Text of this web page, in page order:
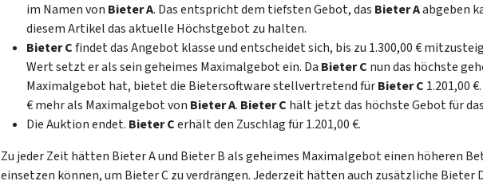
im Namen von Bieter A. Das entspricht dem tiefsten Gebot, das Bieter Aabgeben
diesem Artikel das aktuelle Höchstgebot zu halten.
Bieter Cfindet das Angebot klasse und entscheidet sich, bis zu 1.300,00 €
Wert setzt er als sein geheimes Maximalgebot ein. Da BieterC nun das höchste
Maximalgebot hat, bietet die Bietersoftware stellvertretend fürBieter C 1.201,00
€ mehr als Maximalgebot von Bieter A. Bieter C hält jetzt das höchste Gebot für
Die Auktion endet. Bieter Cerhält den Zuschlag für 1.201,00 €.
Zu jeder Zeit hätten Bieter A und Bieter B als geheimes Maximalgebot einen höheren
einsetzen können, um Bieter C zu verdrängen. Jederzeit hätten auch zusätzliche Bieter